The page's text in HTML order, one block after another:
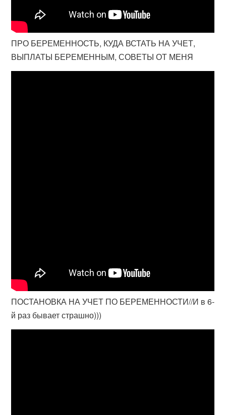
ПРО БЕРЕМЕННОСТЬ, КУДА ВСТАТЬ НА УЧЕТ,
ВЫПЛАТЫ БЕРЕМЕННЫМ, СОВЕТЫ ОТ МЕНЯ
ПОСТАНОВКА НА УЧЕТ ПО БЕРЕМЕННОСТИ//И в 6-
й раз бывает страшно)))